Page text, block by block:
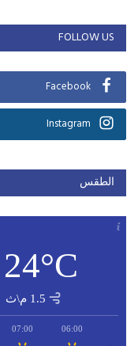
FOLLOW US
Facebook
Instagram
الطقس
24°C
1.5 م\ث
06:00
07:00